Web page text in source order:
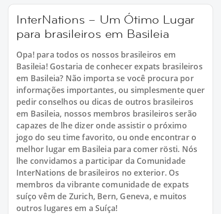
InterNations – Um Ótimo Lugar
para brasileiros em Basileia
Opa! para todos os nossos brasileiros em
Basileia! Gostaria de conhecer expats brasileiros
em Basileia? Não importa se você procura por
informações importantes, ou simplesmente quer
pedir conselhos ou dicas de outros brasileiros
em Basileia, nossos membros brasileiros serão
capazes de lhe dizer onde assistir o próximo
jogo do seu time favorito, ou onde encontrar o
melhor lugar em Basileia para comer rösti. Nós
lhe convidamos a participar da Comunidade
InterNations de brasileiros no exterior. Os
membros da vibrante comunidade de expats
suíço vêm de Zurich, Bern, Geneva, e muitos
outros lugares em a Suíça!